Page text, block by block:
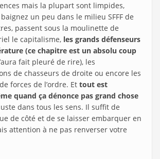
mais la plupart sont limpides,
un peu dans le milieu SFFF de
passent sous la moulinette de
le capitalisme, les grands défenseurs
(ce chapitre est un absolu coup
fait pleuré de rire), les
de chasseurs de droite ou encore les
forces de l’ordre. Et tout est
quand ça dénonce pas grand chose
dans tous les sens. Il suffit de
de côté et de se laisser embarquer en
attention à ne pas renverser votre